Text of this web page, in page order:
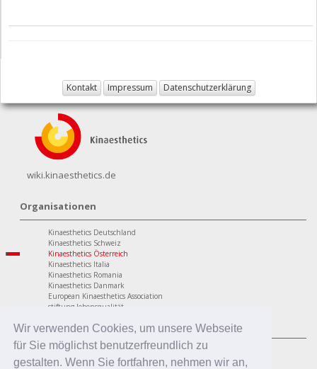
Wir verwenden Cookies, um unsere Webseite
für Sie möglichst benutzerfreundlich zu
gestalten. Wenn Sie fortfahren, nehmen wir an,
Kontakt Impressum Datenschutzerklärung
wiki.kinaesthetics.de
Organisationen
Kinaesthetics Deutschland
Kinaesthetics Schweiz
Kinaesthetics Österreich
Kinaesthetics Italia
Kinaesthetics Romania
Kinaesthetics Danmark
European Kinaesthetics Association
stiftung lebensqualität
Programme
personaler Bereich
Kinaesthetics Lebensqualität im Alter